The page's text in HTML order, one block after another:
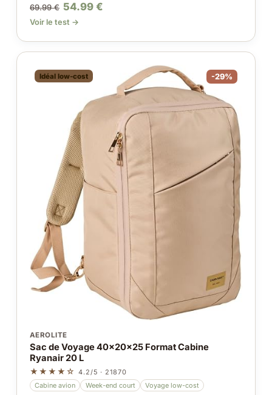
69.99 € 54.99 €
Voir le test →
Idéal low-cost -29%
AEROLITE
Sac de Voyage 40x20x25 Format Cabine
Ryanair 20 L
★★★★☆ 4.2/5 · 21870
Cabine avion
Week-end court Voyage low-cost